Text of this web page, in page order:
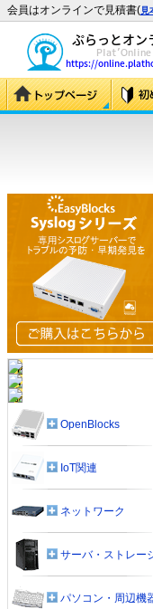
会員はオンラインで見積書(見
OpenBlocks
IoT関連
ネットワーク
サーバ・ストレー
パソコン・周辺機